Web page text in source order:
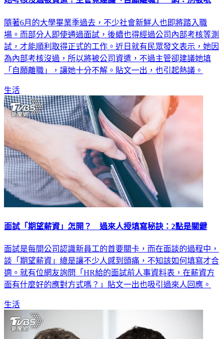
隨著6月的大學畢業季過去，不少社會新鮮人也即將踏入職
場。而部分人即使通過面試，後續也得經過公司內部考核等測
試，才能順利取得正式的工作。近日就有民眾發文表示，她因
為內部考核沒過，所以將被公司資遣，不過主管卻建議她填
「自願離職」，讓她十分不解。貼文一出，也引起熱議。
生活
面試「期望薪資」怎開？ 過來人授填寫秘訣：2點是關鍵
面試是每間公司認識新員工的首要關卡，而在面談的過程中，
談「期望薪資」總是讓不少人感到頭痛，不知該如何填寫才合
適。就有位網友詢問「HR給的面試前人事資料表，在薪資方
面有什麼好的應對方式嗎？」貼文一出也吸引過來人回應。
生活